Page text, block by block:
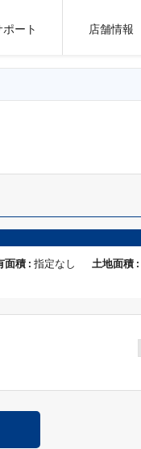
ポート 店舗情報
面積 : 指定なし 土地面積 :